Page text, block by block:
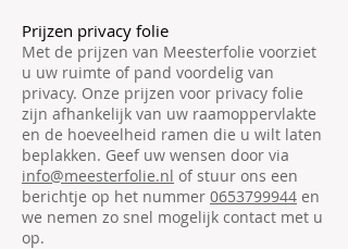
Prijzen privacy folie
Met de prijzen van Meesterfolie voorziet
u uw ruimte of pand voordelig van
privacy. Onze prijzen voor privacy folie
zijn afhankelijk van uw raamoppervlakte
en de hoeveelheid ramen die u wilt laten
beplakken. Geef uw wensen door via
info@meesterfolie.nl of stuur ons een
berichtje op het nummer 0653799944 en
we nemen zo snel mogelijk contact met u
op.